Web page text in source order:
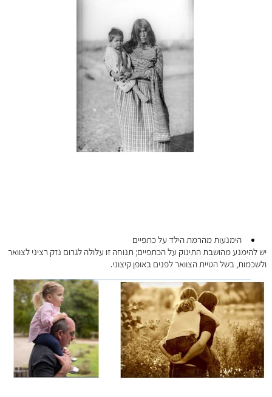
הימנעות מהרמת הילד על כתפיים
יש להימנע מהושבת התינוק על הכתפיים; תנוחה זו עלולה לגרום נזק רציני לצוואר
ולשכמות, בשל הטיית הצוואר לפנים באופן קיצוני.